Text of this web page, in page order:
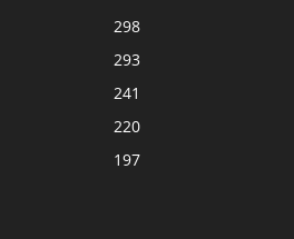
298
293
241
220
197